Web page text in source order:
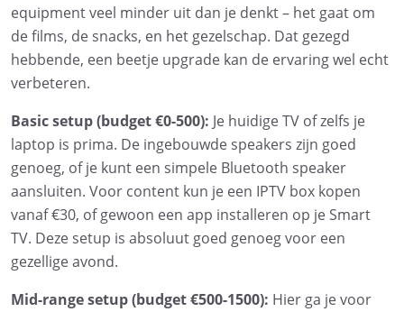
equipment veel minder uit dan je denkt – het gaat om
de films, de snacks, en het gezelschap. Dat gezegd
hebbende, een beetje upgrade kan de ervaring wel echt
verbeteren.
Basic setup (budget €0-500): Je huidige TV of zelfs je
laptop is prima. De ingebouwde speakers zijn goed
genoeg, of je kunt een simpele Bluetooth speaker
aansluiten. Voor content kun je een IPTV box kopen
vanaf €30, of gewoon een app installeren op je Smart
TV. Deze setup is absoluut goed genoeg voor een
gezellige avond.
Mid-range setup (budget €500-1500): Hier ga je voor